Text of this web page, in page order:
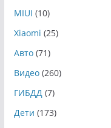
MIUI (10)
Xiaomi (25)
Авто(71)
Видео(260)
ГИБДД(7)
Дети (173)